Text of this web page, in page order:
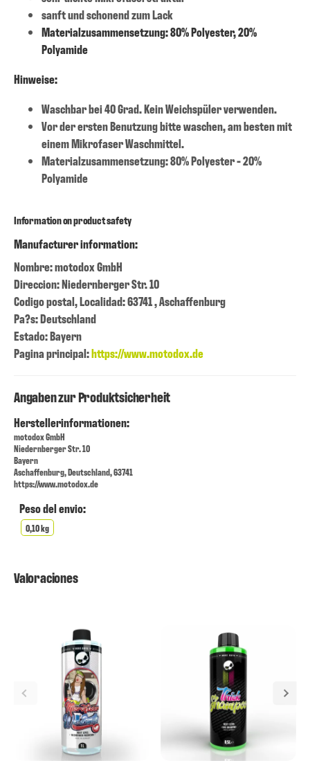
sanft und schonend zum Lack
Materialzusammensetzung: 80% Polyester, 20%
Polyamide
Hinweise:
Waschbar bei 40 Grad. Kein Weichspüler verwenden.
Vor der ersten Benutzung bitte waschen, am besten mit
einem Mikrofaser Waschmittel.
Materialzusammensetzung: 80% Polyester - 20%
Polyamide
Information on product safety
Manufacturer information:
Nombre: motodox GmbH
Direccion: Niedernberger Str. 10
Codigo postal, Localidad: 63741 , Aschaffenburg
Pa?s: Deutschland
Estado: Bayern
Pagina principal:https://www.motodox.de
Angaben zur Produktsicherheit
Herstellerinformationen:
motodox GmbH
Niedernberger Str. 10
Bayern
Aschaffenburg, Deutschland, 63741
https://www.motodox.de
Peso del envio:
0,10 kg
Valoraciones